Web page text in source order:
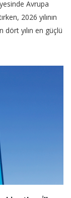
Avrupa
2026 yılının
dört yılın en güçlü